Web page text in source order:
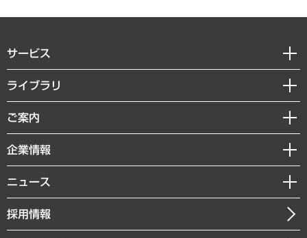
サービス
経営戦略
組織・人事戦略
デジタルイノベーション
共生・ダイバーシティ
GRC（ガバナンス・リスク・コンプライアンス）・防災（政策）
経済・産業・雇用・労働
ライブラリ
経済調査
レポート
コラム
経営用語集
受託・受注実績（官公庁関連）
ご案内
セミナー・イベント情報
MUFGビジネスセミナー
受託案件情報
企業情報
私たちの想い
社長メッセージ
会社概要
ニュース
ニュースリリース
お知らせ
採用情報